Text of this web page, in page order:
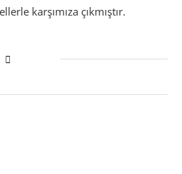
karşımıza çıkmıştır.